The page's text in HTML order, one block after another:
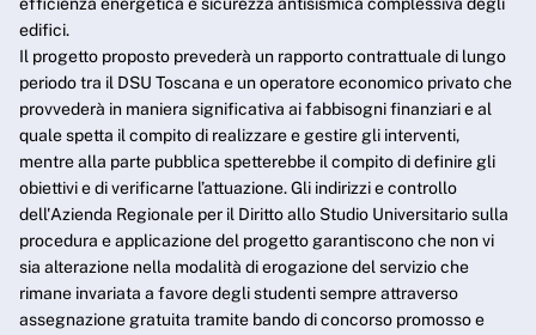
efficienza energetica e sicurezza antisismica complessiva degli
edifici.
Il progetto proposto prevederà un rapporto contrattuale di lungo
periodo tra il DSU Toscana e un operatore economico privato che
provvederà in maniera significativa ai fabbisogni finanziari e al
quale spetta il compito di realizzare e gestire gli interventi,
mentre alla parte pubblica spetterebbe il compito di definire gli
obiettivi e di verificarne l’attuazione. Gli indirizzi e controllo
dell'Azienda Regionale per il Diritto allo Studio Universitario sulla
procedura e applicazione del progetto garantiscono che non vi
sia alterazione nella modalità di erogazione del servizio che
rimane invariata a favore degli studenti sempre attraverso
assegnazione gratuita tramite bando di concorso promosso e